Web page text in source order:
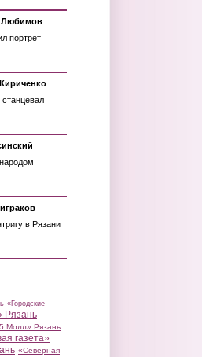
Любимов
портрет
в Рязани
«Городские
Рязань
Молл» Рязань
газета»
«Северная